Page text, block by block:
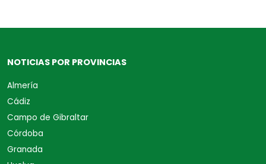
NOTICIAS POR PROVINCIAS
Almería
Cádiz
Campo de Gibraltar
Córdoba
Granada